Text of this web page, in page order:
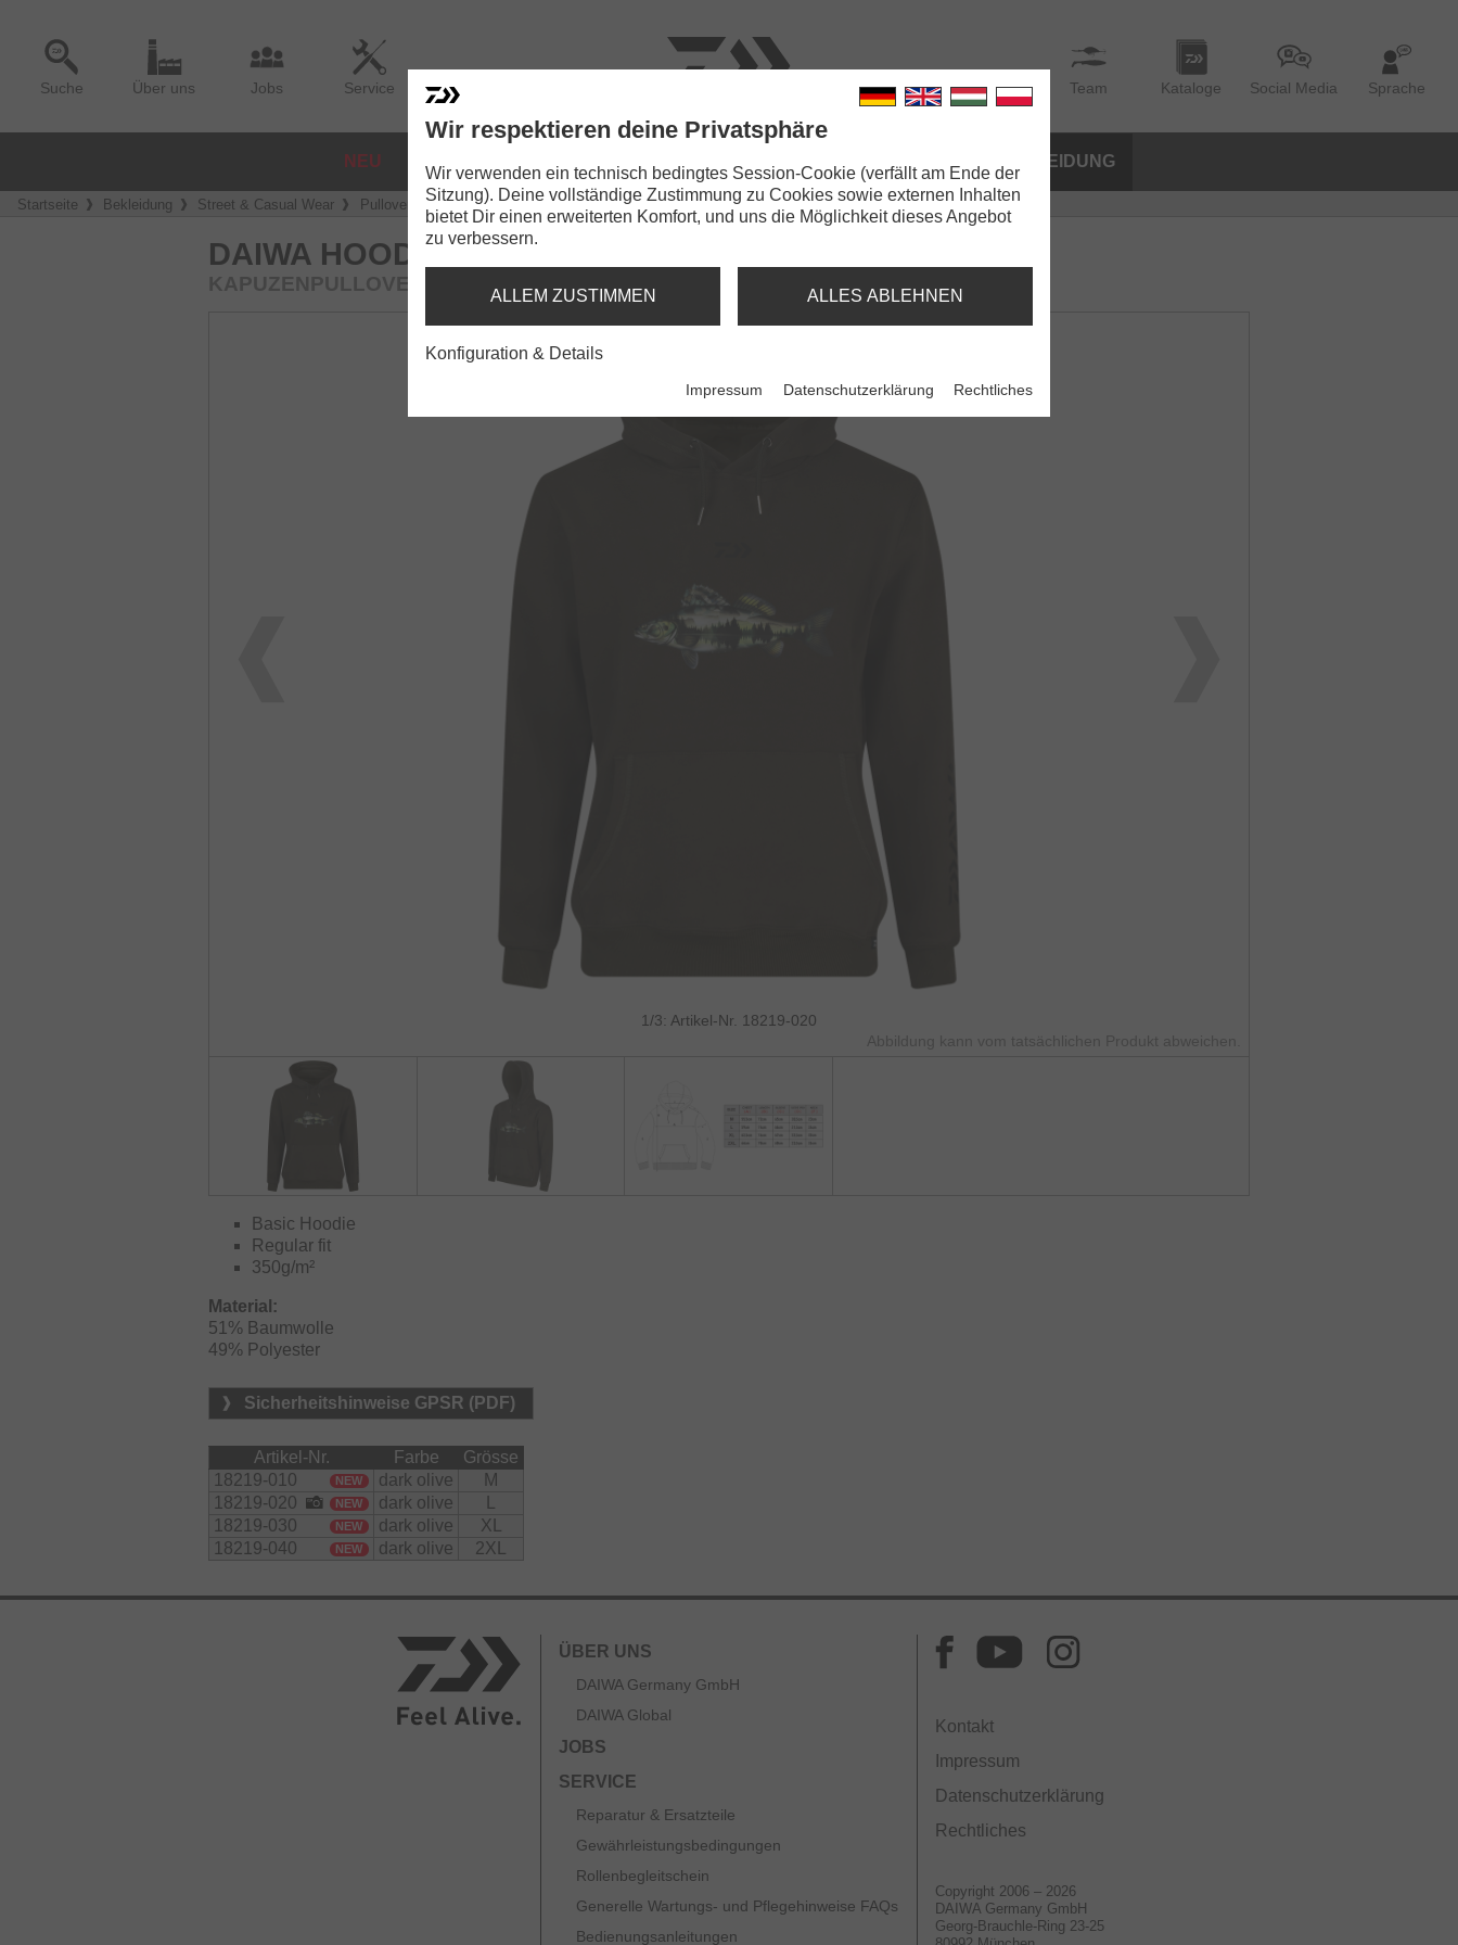
Suche Über uns Jobs Service Team Kataloge Social Media Sprache
NEU BEKLEIDUNG
Startseite Bekleidung Street & Casual Wear Pullover & Hoodies DAIWA Hoodie Zander
DAIWA HOODIE ZANDER
KAPUZENPULLOVER | DARK OLIVE
1/3: Artikel-Nr. 18219-020
Abbildung kann vom tatsächlichen Produkt abweichen.
Basic Hoodie
Regular fit
350g/m²
Material:
51% Baumwolle
49% Polyester
Sicherheitshinweise GPSR (PDF)
Artikel-Nr. Farbe
Grösse
18219-010
NEW dark olive
M
18219-020
NEW dark olive
18219-030
NEW dark olive
XL
18219-040
NEW dark olive 2XL
ÜBER UNS
DAIWA Germany GmbH
DAIWA Global
JOBS
SERVICE
Reparatur & Ersatzteile
Gewährleistungsbedingungen
Rollenbegleitschein
Generelle Wartungs- und Pflegehinweise FAQs
Bedienungsanleitungen
Kontakt
Impressum
Datenschutzerklärung
Rechtliches
Copyright 2006 – 2026
DAIWA Germany GmbH
Georg-Brauchle-Ring 23-25
Wir respektieren deine Privatsphäre
Wir verwenden ein technisch bedingtes Session-Cookie (verfällt am Ende der
Sitzung). Deine vollständige Zustimmung zu Cookies sowie externen Inhalten
bietet Dir einen erweiterten Komfort, und uns die Möglichkeit dieses Angebot
zu verbessern.
ALLEM ZUSTIMMEN ALLES ABLEHNEN
Konfiguration & Details
Impressum Datenschutzerklärung Rechtliches